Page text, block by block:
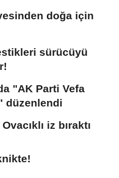
doğa için
sürücüyü
"AK Parti Vefa
düzenlendi
iz bıraktı